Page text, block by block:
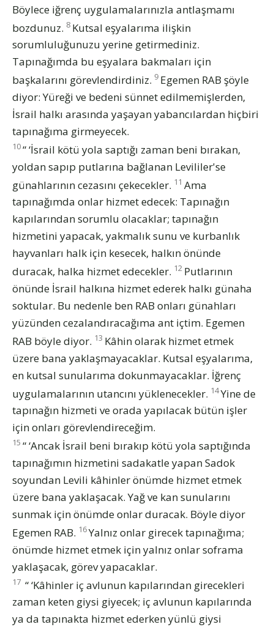
Böylece iğrenç uygulamalarınızla antlaşmamı
bozdunuz. 8 Kutsal eşyalarıma ilişkin
sorumluluğunuzu yerine getirmediniz.
Tapınağımda bu eşyalara bakmaları için
başkalarını görevlendirdiniz. 9 Egemen RAB şöyle
diyor: Yüreği ve bedeni sünnet edilmemişlerden,
İsrail halkı arasında yaşayan yabancılardan hiçbiri
tapınağıma girmeyecek.
10“ ‘İsrail kötü yola saptığı zaman beni bırakan,
yoldan sapıp putlarına bağlanan Levililer'se
günahlarının cezasını çekecekler. 11 Ama
tapınağımda onlar hizmet edecek: Tapınağın
kapılarından sorumlu olacaklar; tapınağın
hizmetini yapacak, yakmalık sunu ve kurbanlık
hayvanları halk için kesecek, halkın önünde
duracak, halka hizmet edecekler. 12 Putlarının
önünde İsrail halkına hizmet ederek halkı günaha
soktular. Bu nedenle ben RAB onları günahları
yüzünden cezalandıracağıma ant içtim. Egemen
RAB böyle diyor. 13 Kâhin olarak hizmet etmek
üzere bana yaklaşmayacaklar. Kutsal eşyalarıma,
en kutsal sunularıma dokunmayacaklar. İğrenç
uygulamalarının utancını yüklenecekler. 14Yine de
tapınağın hizmeti ve orada yapılacak bütün işler
için onları görevlendireceğim.
15 “ ‘Ancak İsrail beni bırakıp kötü yola saptığında
tapınağımın hizmetini sadakatle yapan Sadok
soyundan Levili kâhinler önümde hizmet etmek
üzere bana yaklaşacak. Yağ ve kan sunularını
sunmak için önümde onlar duracak. Böyle diyor
Egemen RAB. 16Yalnız onlar girecek tapınağıma;
önümde hizmet etmek için yalnız onlar soframa
yaklaşacak, görev yapacaklar.
17 “ ‘Kâhinler iç avlunun kapılarından girecekleri
zaman keten giysi giyecek; iç avlunun kapılarında
ya da tapınakta hizmet ederken yünlü giysi